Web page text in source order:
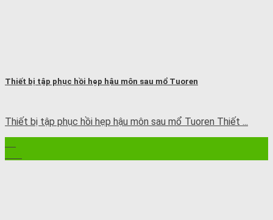
Thiết bị tập phục hồi hẹp hậu môn sau mổ Tuoren
Thiết bị tập phục hồi hẹp hậu môn sau mổ Tuoren Thiết ...